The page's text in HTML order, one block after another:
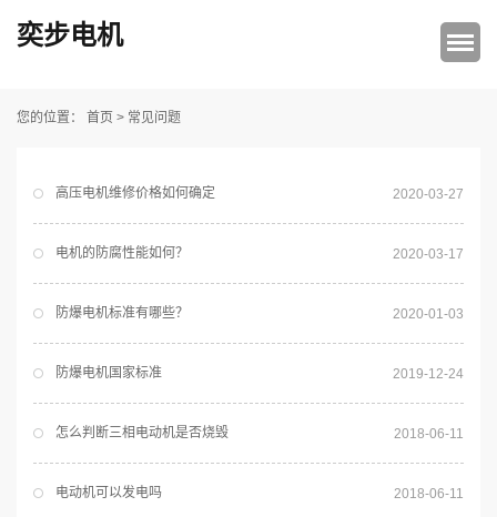
奕步电机
您的位置： 首页 > 常见问题
2020-03-27
高压电机维修价格如何确定
2020-03-17
电机的防腐性能如何？
2020-01-03
防爆电机标准有哪些？
2019-12-24
防爆电机国家标准
2018-06-11
怎么判断三相电动机是否烧毁
2018-06-11
电动机可以发电吗